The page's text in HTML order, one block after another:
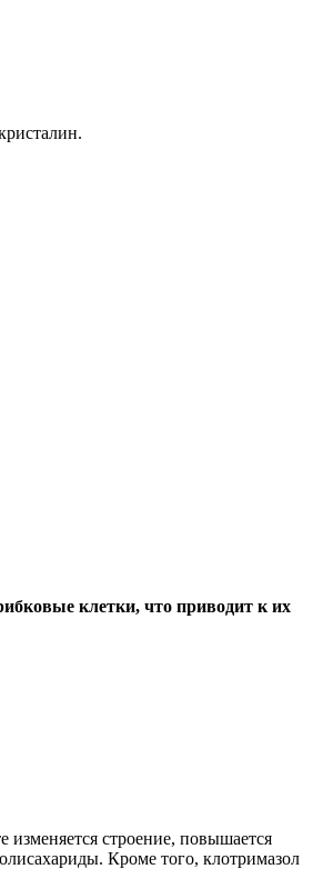
клетки, что приводит к их
изменяется строение, повышается
Кроме того, клотримазол